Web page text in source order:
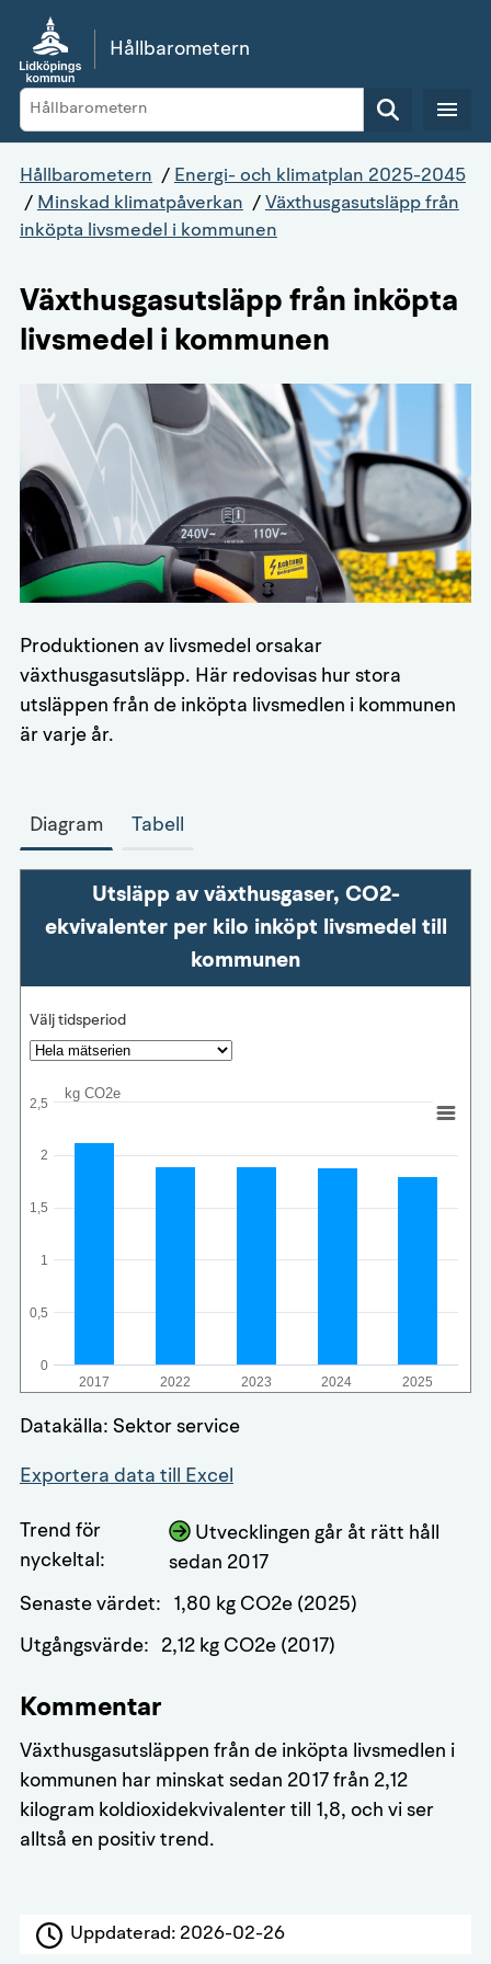
Gå direkt till sidans innehåll
Hållbarometern
Sök
Hållbarometern / Energi- och klimatplan 2025-2045
/ Minskad klimatpåverkan / Växthusgasutsläpp från
inköpta livsmedel i kommunen
Växthusgasutsläpp från inköpta
livsmedel i kommunen
Produktionen av livsmedel orsakar
växthusgasutsläpp. Här redovisas hur stora
utsläppen från de inköpta livsmedlen i kommunen
är varje år.
Diagram Tabell
Utsläpp av växthusgaser, CO2-
ekvivalenter per kilo inköpt livsmedel till
kommunen
Välj tidsperiod
kg CO2e
2017 2022 2023 2024 2025
0
0,5
1
1,5
2
2,5
Datakälla: Sektor service
Exportera data till Excel
Trend för
nyckeltal:
Utvecklingen går åt rätt håll
sedan 2017
Senaste värdet: 1,80 kg CO2e (2025)
Utgångsvärde: 2,12 kg CO2e (2017)
Kommentar
Växthusgasutsläppen från de inköpta livsmedlen i
kommunen har minskat sedan 2017 från 2,12
kilogram koldioxidekvivalenter till 1,8, och vi ser
alltså en positiv trend.
Uppdaterad: 2026-02-26